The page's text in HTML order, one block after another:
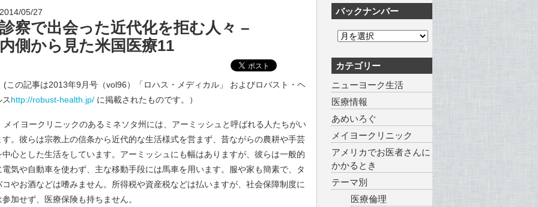
2014/05/27
診察で出会った近代化を拒む人々 –
内側から見た米国医療11
(この記事は2013年9月号（vol96）「ロハス・メディカル」 およびロバスト・ヘ
スhttp://robust-health.jp/ に掲載されたものです。）
メイヨークリニックのあるミネソタ州には、アーミッシュと呼ばれる人たちがい
す。彼らは宗教上の信条から近代的な生活様式を営まず、昔ながらの農耕や手芸
中心とした生活をしています。アーミッシュにも幅はありますが、彼らは一般的
電気や自動車を使わず、主な移動手段には馬車を用います。服や家も簡素で、タ
コやお酒などは嗜みません。所得税や資産税などは払いますが、社会保障制度に
参加せず、医療保険も持ちません。
バックナンバー
カテゴリー
ニューヨーク生活
医療情報
あめいろぐ
メイヨークリニック
アメリカでお医者さんに
かかるとき
テーマ別
医療倫理